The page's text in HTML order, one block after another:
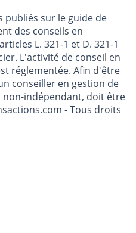
publiés sur le guide de
des conseils en
L. 321-1 et D. 321-1
L'activité de conseil en
réglementée. Afin d'être
conseiller en gestion de
indépendant, doit être